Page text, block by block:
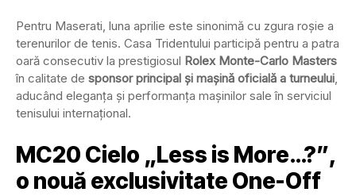
Pentru Maserati, luna aprilie este sinonimă cu zgura roșie a
terenurilor de tenis. Casa Tridentului participă pentru a patra
oară consecutiv la prestigiosul Rolex Monte-Carlo Masters
în calitate de sponsor principal și mașină oficială a turneului,
aducând eleganța și performanța mașinilor sale în serviciul
tenisului internațional.
MC20 Cielo „Less is More…?”,
o nouă exclusivitate One-Off